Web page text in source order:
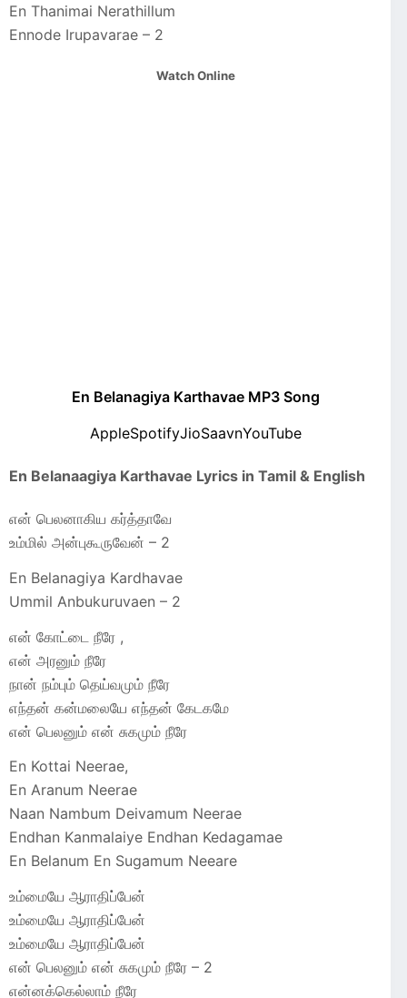
En Thanimai Nerathillum
Ennode Irupavarae – 2
Watch Online
En Belanagiya Karthavae MP3 Song
AppleSpotifyJioSaavnYouTube
En Belanaagiya Karthavae Lyrics in Tamil & English
என் பெலனாகிய கர்த்தாவே
உம்மில் அன்புகூருவேன் – 2
En Belanagiya Kardhavae
Ummil Anbukuruvaen – 2
என் கோட்டை நீரே ,
என் அரனும் நீரே
நான் நம்பும் தெய்வமும் நீரே
எந்தன் கன்மலையே எந்தன் கேடகமே
என் பெலனும் என் சுகமும் நீரே
En Kottai Neerae,
En Aranum Neerae
Naan Nambum Deivamum Neerae
Endhan Kanmalaiye Endhan Kedagamae
En Belanum En Sugamum Neeare
உம்மையே ஆராதிப்பேன்
உம்மையே ஆராதிப்பேன்
உம்மையே ஆராதிப்பேன்
என் பெலனும் என் சுகமும் நீரே – 2
என்னக்கெல்லாம் நீரே